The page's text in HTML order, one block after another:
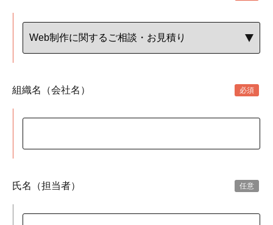
組織名（会社名）
氏名（担当者）